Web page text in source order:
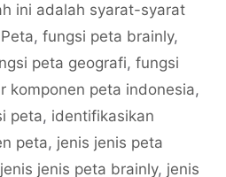
ini adalah syarat-syarat
, fungsi peta brainly,
peta geografi, fungsi
komponen peta indonesia,
peta, identifikasikan
peta, jenis jenis peta
jenis jenis peta brainly, jenis